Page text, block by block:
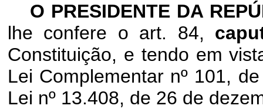
O PRESIDENTE DA
lhe confere o art. 84,
Constituição, e tendo em
Lei Complementar nº 101,
Lei nº 13.408, de 26 de